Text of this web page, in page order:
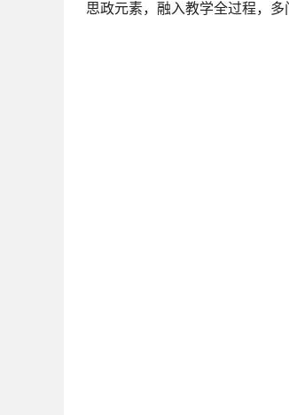
思政元素，融入教学全过程，